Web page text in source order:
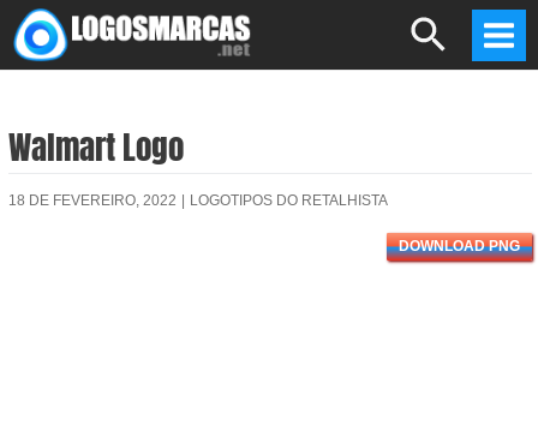
Skip
to
Search
Walmart Logo
18 DE FEVEREIRO, 2022 LOGOTIPOS DO RETALHISTA
DOWNLOAD PNG